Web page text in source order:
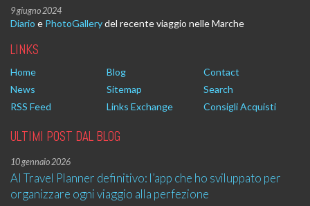
9 giugno 2024
Diario e PhotoGallerydel recente viaggio nelle Marche
LINKS
Home Blog
Contact
News
Sitemap
Search
RSS Feed
Links Exchange Consigli Acquisti
ULTIMI POST DAL BLOG
10 gennaio 2026
AI Travel Planner definitivo: l’app che ho sviluppato per
organizzare ogni viaggio alla perfezione